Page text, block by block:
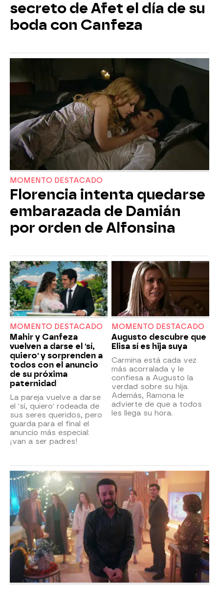
secreto de Afet el día de su
boda con Canfeza
MOMENTO DESTACADO
Florencia intenta quedarse
embarazada de Damián
por orden de Alfonsina
MOMENTO DESTACADO
Mahir y Canfeza
vuelven a darse el 'sí,
quiero' y sorprenden a
todos con el anuncio
de su próxima
paternidad
La pareja vuelve a darse
el 'sí, quiero' rodeada de
sus seres queridos, pero
guarda para el final el
anuncio más especial:
¡van a ser padres!
MOMENTO DESTACADO
Augusto descubre que
Elisa sí es hija suya
Carmina está cada vez
más acorralada y le
confiesa a Augusto la
verdad sobre su hija.
Además, Ramona le
advierte de que a todos
les llega su hora.